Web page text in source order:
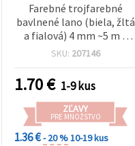
Farebné trojfarebné
bavlnené lano (biela, žltá
a fialová) 4 mm ~5 m –
ideálne na makramé,
DIY tvorenie
SKU: 207146
1.70€ 1-9 kus
ZĽAVY
PRE MNOŽSTVO
1.36 €- 20 %10-19 kus